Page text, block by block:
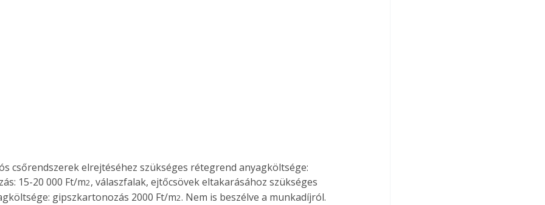
csőrendszerek elrejté­sé­hez szükséges rétegrend anyagköltsége:
15-20 000 Ft/m2, válaszfalak, ejtőcsövek eltakarásához szükséges
gipszkartonozás 2000 Ft/m2. Nem is beszélve a munkadíjról.